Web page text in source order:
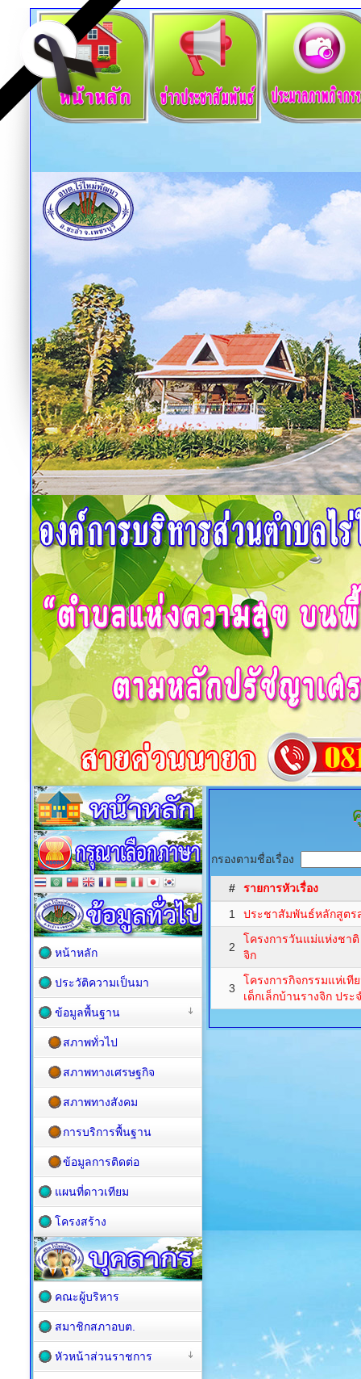
กรองตามชื่อเรื่อง
#
รายการหัวเรื่อง
1
ประชาสัมพันธ์หลักสูตร
2
โครงการวันแม่แห่งชา
จิก
3
โครงการกิจกรรมแห่เ
เด็กเล็กบ้านรางจิก ปร
หน้าหลัก
ประวัติความเป็นมา
ข้อมูลพื้นฐาน
สภาพทั่วไป
สภาพทางเศรษฐกิจ
สภาพทางสังคม
การบริการพื้นฐาน
ข้อมูลการติดต่อ
แผนที่ดาวเทียม
โครงสร้าง
คณะผู้บริหาร
สมาชิกสภาอบต.
หัวหน้าส่วนราชการ